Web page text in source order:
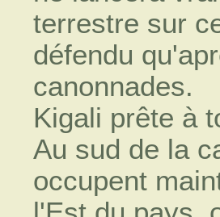
terrestre sur
défendu
canonnades.
Kigali prête à
Au sud de la
occupent